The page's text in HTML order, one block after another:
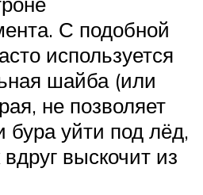
С подобной
используется
шайба (или
не позволяет
бура уйти под лёд,
выскочит из